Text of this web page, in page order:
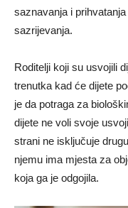
saznavanja i
sazrijevanja.
Roditelji koji su usvojili
trenutka kad će dijete
je da potraga za
dijete ne voli svoje
strani ne isključuje
njemu ima mjesta za
koja ga je odgojila.